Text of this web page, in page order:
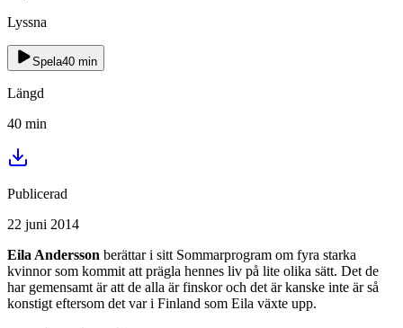
Lyssna
Spela40 min
Längd
40 min
Publicerad
22 juni 2014
Eila Andersson berättar i sitt Sommarprogram om fyra starka
kvinnor som kommit att prägla hennes liv på lite olika sätt. Det de
har gemensamt är att de alla är finskor och det är kanske inte är så
konstigt eftersom det var i Finland som Eila växte upp.